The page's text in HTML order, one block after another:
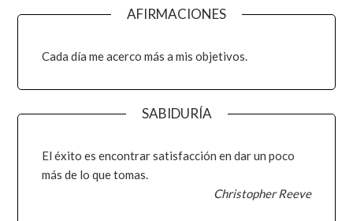
AFIRMACIONES
Cada día me acerco más a mis objetivos.
SABIDURÍA
El éxito es encontrar satisfacción en dar un poco
más de lo que tomas.
Christopher Reeve